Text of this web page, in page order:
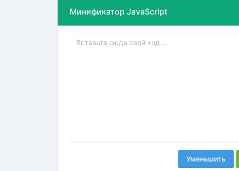
Минификатор JavaScript
Уменьшить